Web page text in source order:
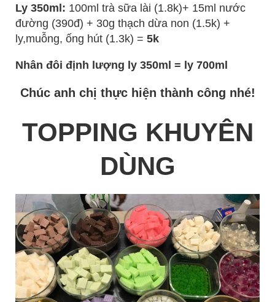
Ly 350ml: 100ml trà sữa lài (1.8k)+ 15ml nước
đường (390đ) + 30g thạch dừa non (1.5k) +
ly,muỗng, ống hút (1.3k) = 5k
Nhân đôi định lượng ly 350ml = ly 700ml
Chúc anh chị thực hiện thành công nhé!
TOPPING KHUYÊN
DÙNG